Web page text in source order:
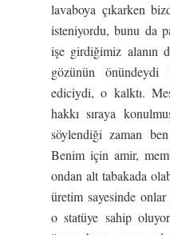
lavaboya çıkarken
isteniyordu, bunu da
işe girdiğimiz alanın
gözünün
ediciydi, o kalktı.
hakkı sıraya
söylendiği zaman
Benim için amir,
ondan alt tabakada
üretim sayesinde
o statüye sahip